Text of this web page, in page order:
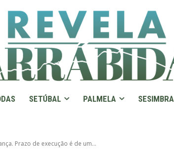
SETÚBAL PALMELA SESIMBRA
Prazo de execução é de um...